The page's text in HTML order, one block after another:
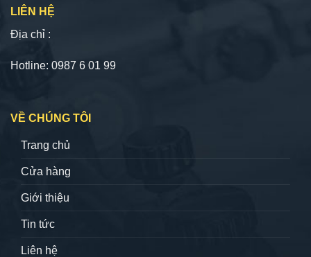
LIÊN HỆ
Địa chỉ :
Hotline: 0987 6 01 99
VỀ CHÚNG TÔI
Trang chủ
Cửa hàng
Giới thiệu
Tin tức
Liên hệ